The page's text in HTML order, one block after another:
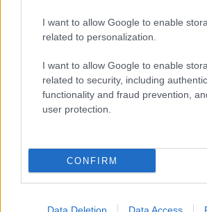
I want to allow Google to enable
related to personalization.
I want to allow Google to enable
related to security, including
functionality and fraud prevention,
user protection.
CONFIRM
FORMA-1
A nap, amikor
FORMA-1